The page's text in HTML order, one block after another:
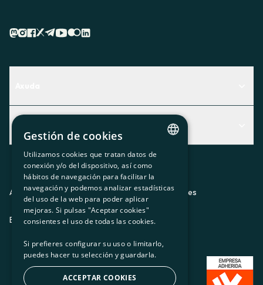
Descubre qué servicio te encaja mejor
Contacto
Actualidad
O recuncho da socia
Prensa
Trabaja con nosotros
Aviso legalPolítica de privacidadPolítica de cookies
ES CAGLEU
CATALAN
SPANISH
GL
BASQUE
Gestión de cookies
Utilizamos cookies que tratan datos de
conexión y/o del dispositivo, así como
hábitos de navegación para facilitar la
navegación y podemos analizar estadísticas
del uso de la web para poder aplicar
mejoras. Si pulsas "Aceptar cookies"
consientes el uso de todas las cookies.
Si prefieres configurar su uso o limitarlo,
puedes hacer tu selección y guardarla.
ACCEPTAR COOKIES